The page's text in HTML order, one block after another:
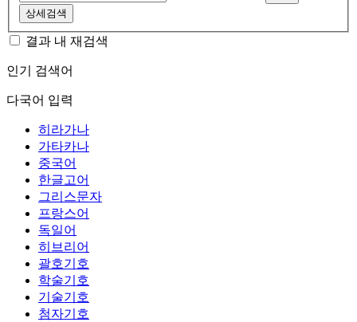
상세검색
결과 내 재검색
인기 검색어
다국어 입력
히라가나
가타카나
중국어
한글고어
그리스문자
프랑스어
독일어
히브리어
괄호기호
학술기호
기술기호
첨자기호